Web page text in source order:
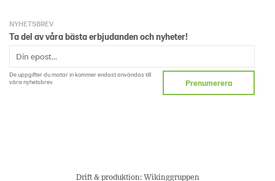
NYHETSBREV
Ta del av våra bästa erbjudanden och nyheter!
De uppgifter du matar in kommer endast användas till
våra nyhetsbrev.
Prenumerera
Drift & produktion:Wikinggruppen